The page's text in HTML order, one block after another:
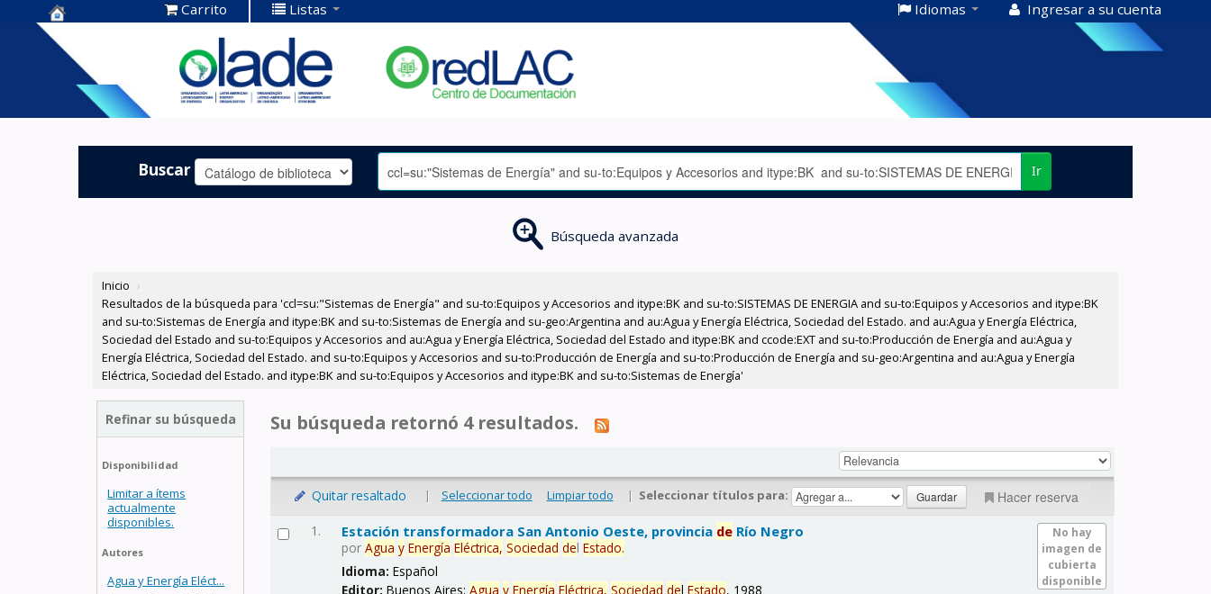
Centro de
Documentación
OLADE -
Carrito Listas Idiomas Ingresar a su cuenta
Buscar Ir
Búsqueda avanzada
Inicio ›
Resultados de la búsqueda para 'ccl=su:"Sistemas de Energía" and su-to:Equipos y Accesorios and itype:BK and su-to:SISTEMAS DE ENERGIA and su-to:Equipos y Accesorios and itype:BK
and su-to:Sistemas de Energía and itype:BK and su-to:Sistemas de Energía and su-geo:Argentina and au:Agua y Energía Eléctrica, Sociedad del Estado. and au:Agua y Energía Eléctrica,
Sociedad del Estado and su-to:Equipos y Accesorios and au:Agua y Energía Eléctrica, Sociedad del Estado and itype:BK and ccode:EXT and su-to:Producción de Energía and au:Agua y
Energía Eléctrica, Sociedad del Estado. and su-to:Equipos y Accesorios and su-to:Producción de Energía and su-to:Producción de Energía and su-geo:Argentina and au:Agua y Energía
Eléctrica, Sociedad del Estado. and itype:BK and su-to:Equipos y Accesorios and itype:BK and su-to:Sistemas de Energía'
Refinar su búsqueda
Disponibilidad
Limitar a ítems
actualmente
disponibles.
Autores
Agua y Energía Eléct...
Su búsqueda retornó 4 resultados.
Quitar resaltado | Seleccionar todo Limpiar todo | Seleccionar títulos para: Hacer reserva
1.
No hay
imagen de
cubierta
disponible
Estación transformadora San Antonio Oeste, provincia de Río Negro
porAgua y Energía Eléctrica, Sociedad delEstado.
Idioma:Español
Editor:Buenos Aires:Agua y Energía Eléctrica, Sociedad delEstado, 1988